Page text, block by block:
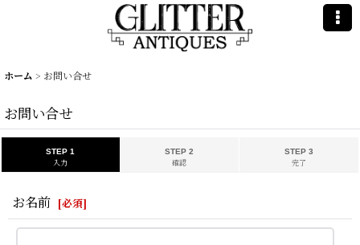
ホーム > お問い合せ
お問い合せ
STEP 1
入力
STEP 2
確認
STEP 3
完了
お名前 [必須]